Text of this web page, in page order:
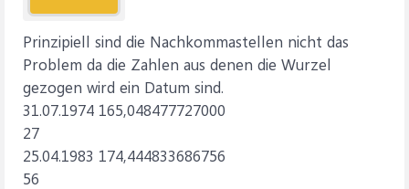
Prinzipiell sind die Nachkommastellen nicht das
Problem da die Zahlen aus denen die Wurzel
gezogen wird ein Datum sind.
31.07.1974 165,048477727000
27
25.04.1983 174,444833686756
56